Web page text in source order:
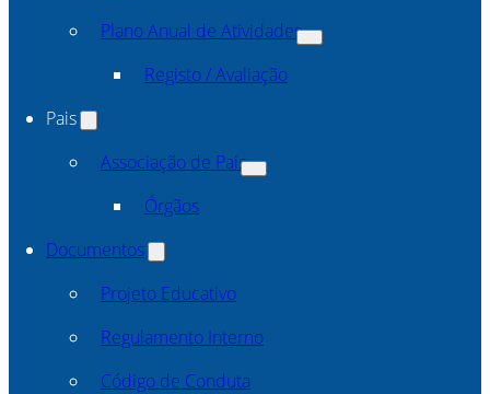
Plano Anual de Atividades
Registo / Avaliação
Pais
Associação de Pais
Órgãos
Documentos
Projeto Educativo
Regulamento Interno
Código de Conduta